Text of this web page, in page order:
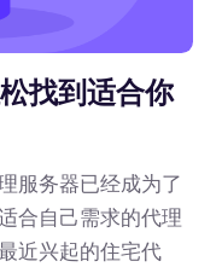
找到适合你
服务器已经成为了
合自己需求的代理
近兴起的住宅代